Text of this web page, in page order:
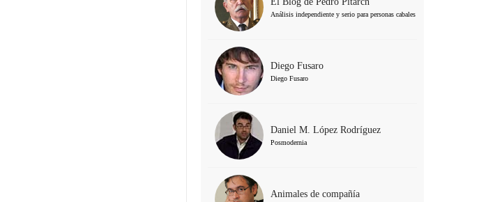
Análisis independiente y serio para personas cabales
Diego Fusaro
Diego Fusaro
Daniel M. López Rodríguez
Posmodernia
Animales de compañía